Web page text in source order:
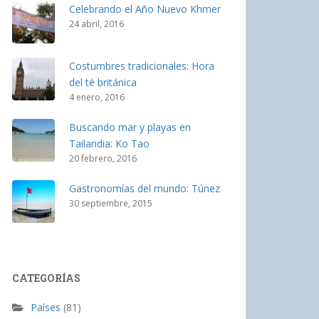
Celebrando el Año Nuevo Khmer
24 abril, 2016
Costumbres tradicionales: Hora
del té británica
4 enero, 2016
Buscando mar y playas en
Tailandia: Ko Tao
20 febrero, 2016
Gastronomías del mundo: Túnez
30 septiembre, 2015
CATEGORÍAS
Países (81)